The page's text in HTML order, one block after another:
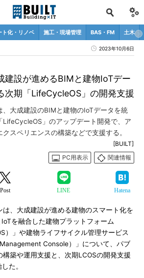
ト化・リノベ 施工・現場管理 BAS・FM 土木
2023年10月6日
建設が進めるBIMと建物IoTデー
次期「LifeCycleOS」の開発支援
、大成建設のBIMと建物のIoTデータを統
LifeCycleOS」のアップデート開発で、ア
スペリエンスの構築などで支援する。
[BUILT]
PC用表示
関連情報
Post LINE Hatena
、大成建設が進める建物のスマート化を
を融合した建物プラットフォーム
）」や建物ライフサイクル管理サービス
Console）」について、パブ
構築や運用支援と、次期LCOSの開発支援
た。